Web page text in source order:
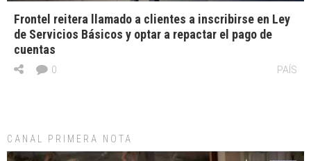
Frontel reitera llamado a clientes a inscribirse en Ley
de Servicios Básicos y optar a repactar el pago de
cuentas
PAÍS
0
CANAL PRIMERA NOTA